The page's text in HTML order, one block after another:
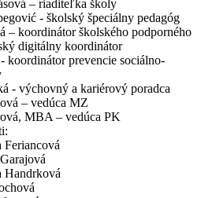
– riaditeľka školy
- školský špeciálny pedagóg
– koordinátor školského podporného
digitálny koordinátor
koordinátor prevencie sociálno-
- výchovný a kariérový poradca
– vedúca MZ
MBA – vedúca PK
Feriancová
Handrková